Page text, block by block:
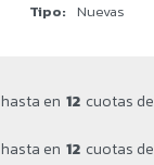
Tipo
Nuevas
hasta en 12 cuotas de
hasta en 12 cuotas de